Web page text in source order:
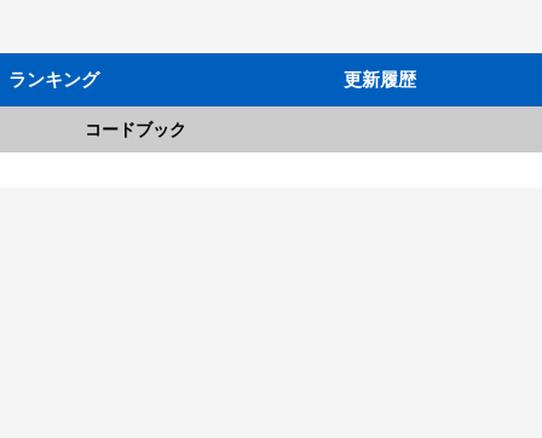
ランキング 更新履歴
コードブック